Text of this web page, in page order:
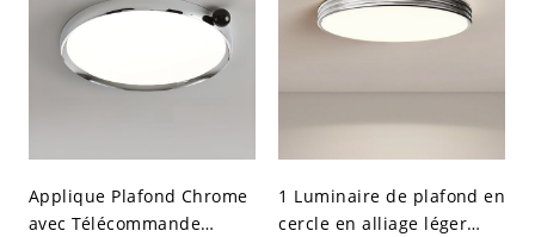
chaude/blanche/neutre
de gradation)
Applique Plafond Chrome
avec Télécommande
1 Luminaire de plafond en
cercle en alliage léger